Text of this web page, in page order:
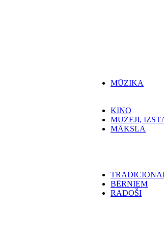
MŪZIKA
KINO
MUZEJI,
MĀKSLA
BĒRNIEM
RADOŠI